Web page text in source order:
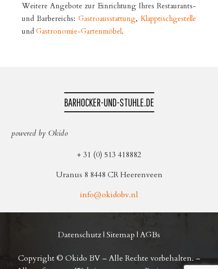
Weitere Angebote zur Einrichtung Ihres Restaurants-
und Barbereichs: Gastroausstattung, Klapptischgestelle
und Gastronomie-Gartenmöbel.
BARHOCKER-UND-STUHLE.DE
powered by Okido
+ 31 (0) 513 418882
Uranus 8 8448 CR Heerenveen
info@okidobv.nl
Datenschutz| Sitemap | AGBs
Copyright © Okido BV – Alle Rechte vorbehalten. –